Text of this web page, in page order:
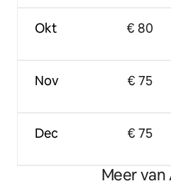
Okt
Nov
Dec
€ 80
€ 75
€ 75
Meer